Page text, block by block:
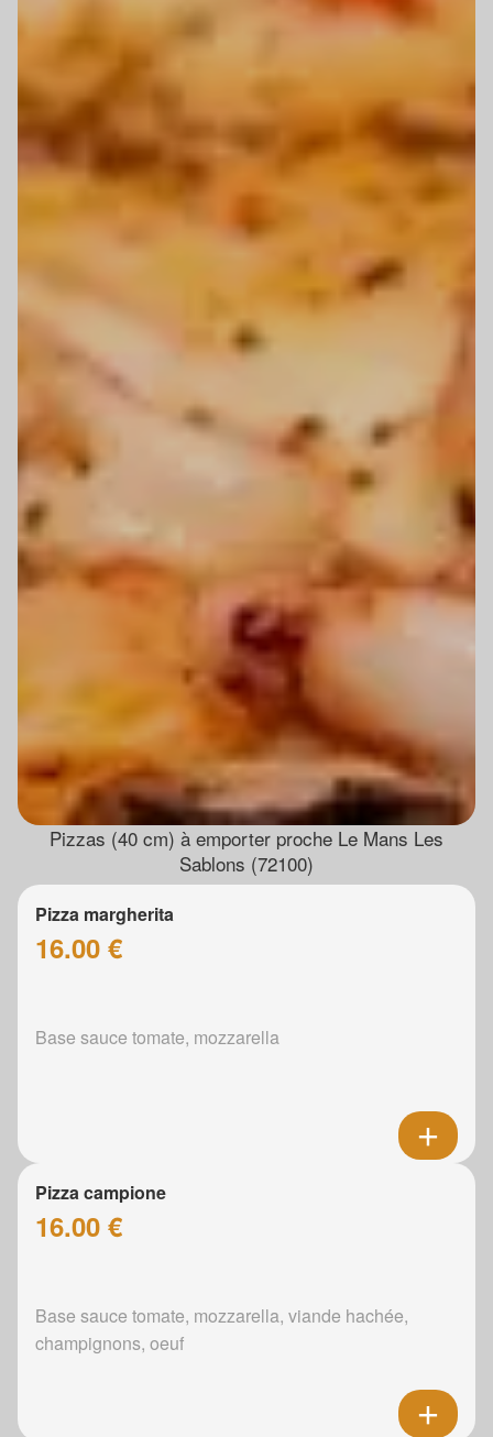
Pizzas (40 cm) à emporter proche Le Mans Les
Sablons (72100)
Pizza margherita
16.00 €
Base sauce tomate, mozzarella
Pizza campione
16.00 €
Base sauce tomate, mozzarella, viande hachée,
champignons, oeuf